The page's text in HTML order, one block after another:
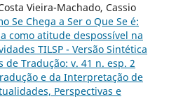
Vieira-Machado, Cassio
Se Chega a Ser o Que Se é:
como atitude despossível na
TILSP - Versão Sintética
de Tradução: v. 41 n. esp. 2
e da Interpretação de
Perspectivas e